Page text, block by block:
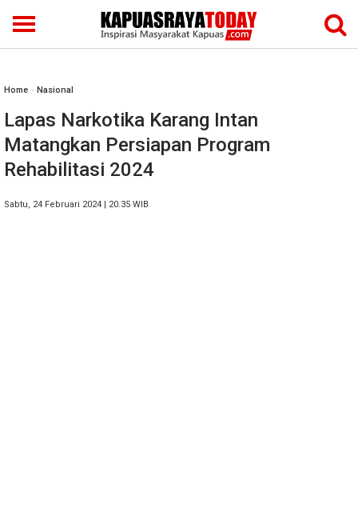
Home » Nasional
Lapas Narkotika Karang Intan
Matangkan Persiapan Program
Rehabilitasi 2024
Sabtu, 24 Februari 2024 | 20.35 WIB